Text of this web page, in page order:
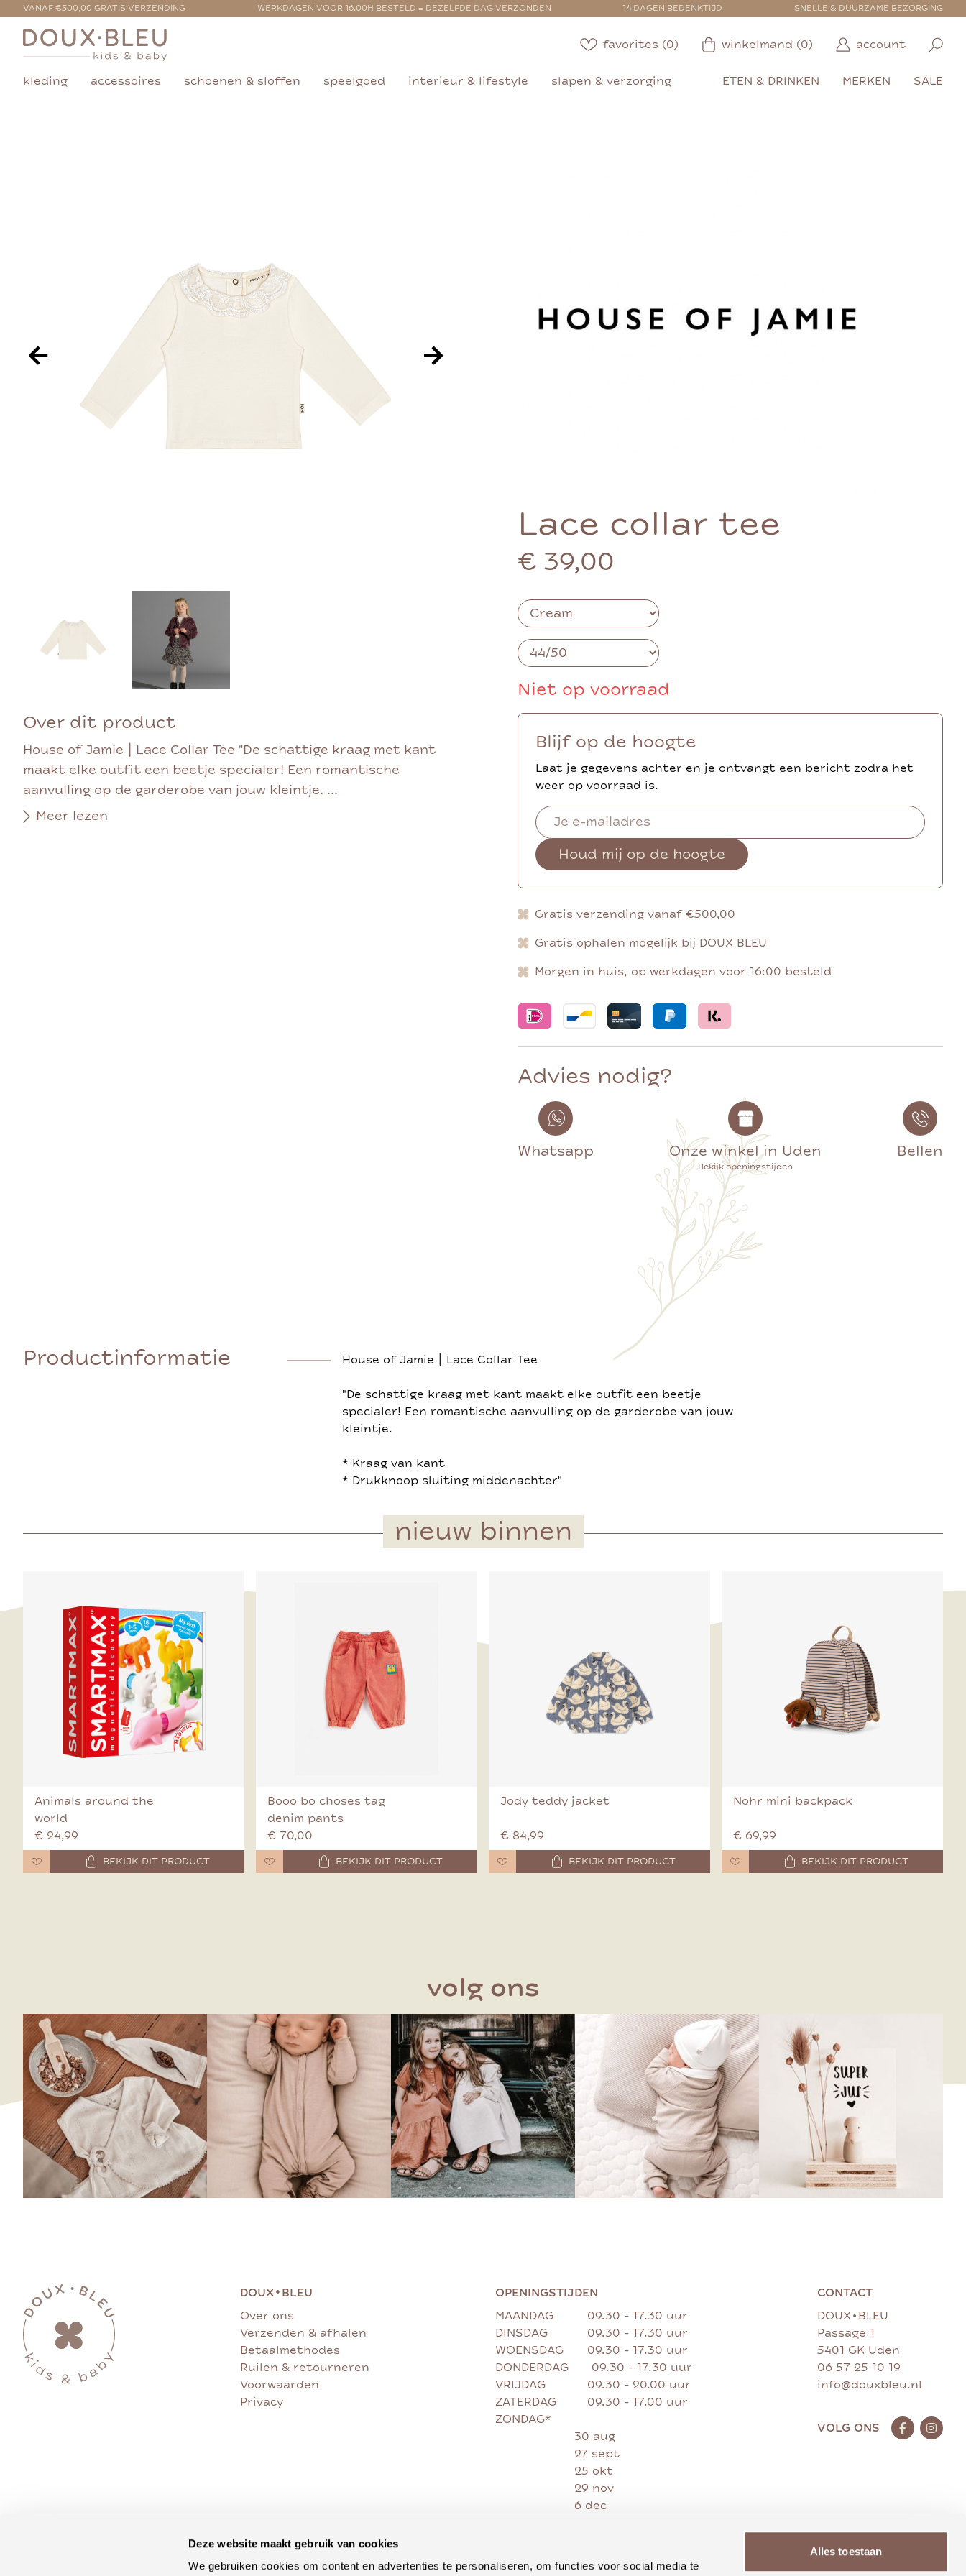
Deze website maakt gebruik van cookies
We gebruiken cookies om content en advertenties te personaliseren, om functies voor social media te
Alles toestaan
VANAF €500,00 GRATIS VERZENDING WERKDAGEN VOOR 16.00H BESTELD = DEZELFDE DAG VERZONDEN 14 DAGEN BEDENKTIJD SNELLE & DUURZAME BEZORGING
favorites (0) winkelmand (0) account
kleding accessoires schoenen & sloffen speelgoed interieur & lifestyle slapen & verzorging ETEN & DRINKEN MERKEN SALE
Over dit product
House of Jamie | Lace Collar Tee "De schattige kraag met kant
maakt elke outfit een beetje specialer! Een romantische
aanvulling op de garderobe van jouw kleintje. ...
Meer lezen
Lace collar tee
€ 39,00
Niet op voorraad
Blijf op de hoogte
Laat je gegevens achter en je ontvangt een bericht zodra het
weer op voorraad is.
Houd mij op de hoogte
Gratis verzending vanaf €500,00
Gratis ophalen mogelijk bij DOUX BLEU
Morgen in huis, op werkdagen voor 16:00 besteld
Advies nodig?
Whatsapp Onze winkel in Uden
Bekijk openingstijden
Bellen
Productinformatie House of Jamie | Lace Collar Tee
"De schattige kraag met kant maakt elke outfit een beetje
specialer! Een romantische aanvulling op de garderobe van jouw
kleintje.
* Kraag van kant
* Drukknoop sluiting middenachter"
nieuw binnen
Animals around the
world
€ 24,99
BEKIJK DIT PRODUCT
Booo bo choses tag
denim pants
€ 70,00
BEKIJK DIT PRODUCT
Jody teddy jacket
€ 84,99
BEKIJK DIT PRODUCT
Nohr mini backpack
€ 69,99
BEKIJK DIT PRODUCT
volg ons
DOUX• BLEU
Over ons
Verzenden & afhalen
Betaalmethodes
Ruilen & retourneren
Voorwaarden
Privacy
OPENINGSTIJDEN
MAANDAG
09.30 - 17.30 uur
DINSDAG
09.30 - 17.30 uur
WOENSDAG
09.30 - 17.30 uur
DONDERDAG
09.30 - 17.30 uur
VRIJDAG
09.30 - 20.00 uur
ZATERDAG
09.30 - 17.00 uur
ZONDAG*
30 aug
27 sept
25 okt
29 nov
6 dec
CONTACT
DOUX • BLEU
Passage 1
5401 GK Uden
06 57 25 10 19
info@douxbleu.nl
VOLG ONS